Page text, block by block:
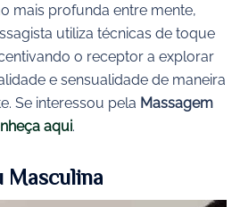
mais profunda entre mente,
utiliza técnicas de toque
o receptor a explorar
e sensualidade de maneira
Se interessou pela Massagem
aqui.
Masculina